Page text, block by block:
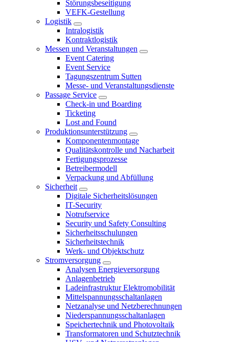
Störungsbeseitigung
VEFK-Gestellung
Logistik
Intralogistik
Kontraktlogistik
Messen und Veranstaltungen
Event Catering
Event Service
Tagungszentrum Sutten
Messe- und Veranstaltungsdienste
Passage Service
Check-in und Boarding
Ticketing
Lost and Found
Produktionsunterstützung
Komponentenmontage
Qualitätskontrolle und Nacharbeit
Fertigungsprozesse
Betreibermodell
Verpackung und Abfüllung
Sicherheit
Digitale Sicherheitslösungen
IT-Security
Notrufservice
Security und Safety Consulting
Sicherheitsschulungen
Sicherheitstechnik
Werk- und Objektschutz
Stromversorgung
Analysen Energieversorgung
Anlagenbetrieb
Ladeinfrastruktur Elektromobilität
Mittelspannungsschaltanlagen
Netzanalyse und Netzberechnungen
Niederspannungsschaltanlagen
Speichertechnik und Photovoltaik
Transformatoren und Schutztechnik